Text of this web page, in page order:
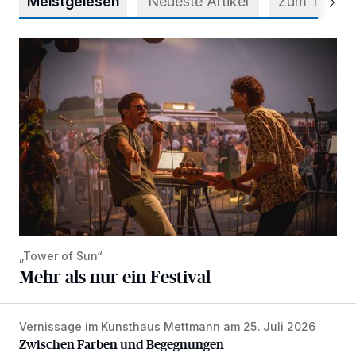
Mehr als nur ein Festival
„Tower of Sun“
Mehr als nur ein Festival
Zwischen Farben und Begegnungen
Vernissage im Kunsthaus Mettmann am 25. Juli 2026
Zwischen Farben und Begegnungen